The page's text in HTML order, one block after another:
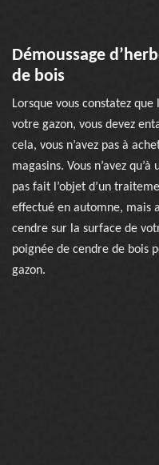
Démoussage
de bois
Lorsque vous constatez
votre gazon, vous devez
cela, vous n’avez pas à
magasins. Vous n’avez
pas fait l’objet d’un
effectué en automne, mais
cendre sur la surface de
poignée de cendre de bois
gazon.